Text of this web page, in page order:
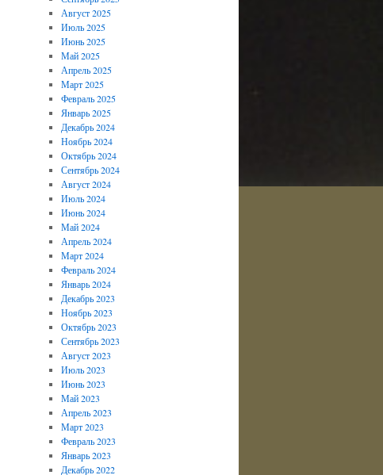
Август 2025
Июль 2025
Июнь 2025
Май 2025
Апрель 2025
Март 2025
Февраль 2025
Январь 2025
Декабрь 2024
Ноябрь 2024
Октябрь 2024
Сентябрь 2024
Август 2024
Июль 2024
Июнь 2024
Май 2024
Апрель 2024
Март 2024
Февраль 2024
Январь 2024
Декабрь 2023
Ноябрь 2023
Октябрь 2023
Сентябрь 2023
Август 2023
Июль 2023
Июнь 2023
Май 2023
Апрель 2023
Март 2023
Февраль 2023
Январь 2023
Декабрь 2022